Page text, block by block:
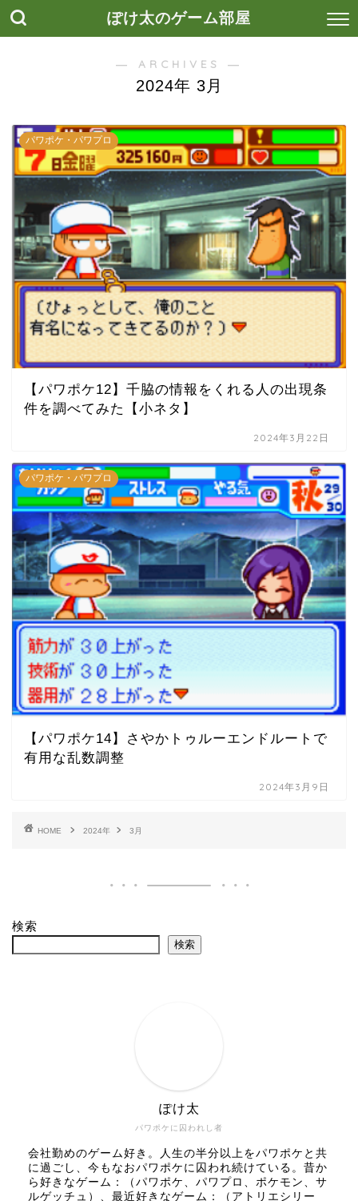
ぽけ太のゲーム部屋
― ARCHIVES ―
2024年 3月
パワポケ・パワプロ
【パワポケ12】千脇の情報をくれる人の出現条
件を調べてみた【小ネタ】
2024年3月22日
パワポケ・パワプロ
【パワポケ14】さやかトゥルーエンドルートで
有用な乱数調整
2024年3月9日
HOME 2024年 3月
検索
検索
パワポケに囚われし者
ぽけ太
会社勤めのゲーム好き。人生の半分以上をパワポケと共
に過ごし、今もなおパワポケに囚われ続けている。昔か
ら好きなゲーム：（パワポケ、パワプロ、ポケモン、サ
ルゲッチュ）、最近好きなゲーム：（アトリエシリー